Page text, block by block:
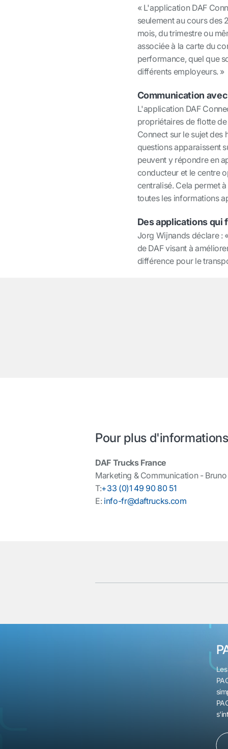
« L'application DAF
seulement au cours des
mois, du trimestre ou
associée à la carte du
performance, quel que
différents employeurs. »
Communication
L'application DAF
propriétaires de flotte
Connect sur le sujet
questions apparaissent
peuvent y répondre en
conducteur et le centre
centralisé. Cela permet
toutes les informations
Des applications qui
Jorg Wijnands déclare :
de DAF visant à
différence pour le
Pour plus
DAF Trucks France
Marketing & Communication -
T:+33 (0)1 49 90 80 51
E: info-fr@daftrucks.com